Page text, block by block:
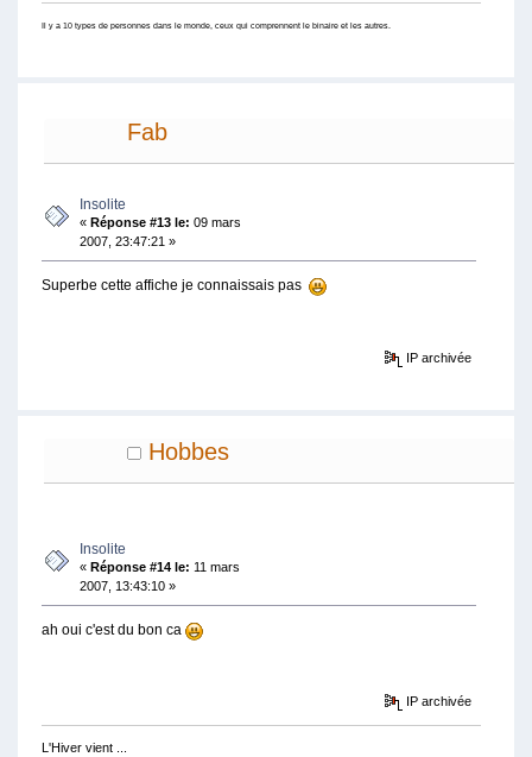
Il y a 10 types de personnes dans le monde, ceux qui comprennent le binaire et les autres.
Fab
Insolite
« Réponse #13 le: 09 mars
2007, 23:47:21 »
Superbe cette affiche je connaissais pas
IP archivée
Hobbes
Insolite
«Réponse #14 le: 11 mars
2007, 13:43:10 »
ah oui c'est du bon ca
IP archivée
L'Hiver vient ...